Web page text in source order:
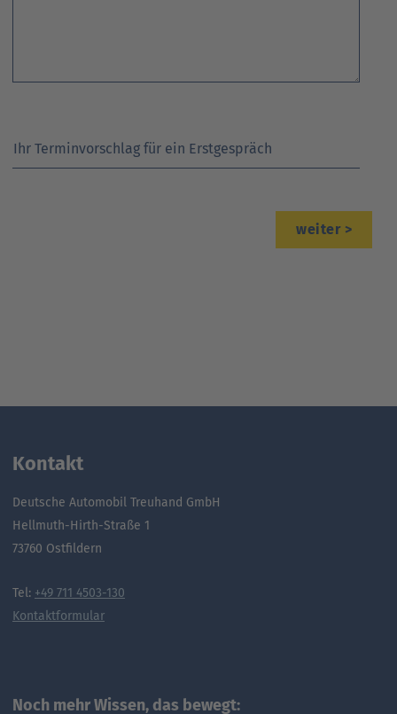
Ihr Terminvorschlag für ein Erstgespräch
>
Kontakt
Deutsche Automobil Treuhand GmbH
Hellmuth-Hirth-Straße 1
73760 Ostfildern
Tel: +49 711 4503-130
Kontaktformular
Noch mehr Wissen, das bewegt: